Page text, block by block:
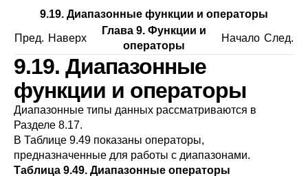
9.19. Диапазонные функции и операторы
Пред. Наверх
Глава 9. Функции и
операторы
Начало След.
9.19. Диапазонные
функции и операторы
Диапазонные типы данных рассматриваются в
Разделе 8.17.
В Таблице 9.49 показаны операторы,
предназначенные для работы с диапазонами.
Таблица 9.49. Диапазонные операторы